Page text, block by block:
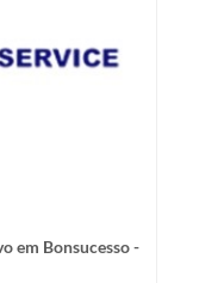
em Bonsucesso -